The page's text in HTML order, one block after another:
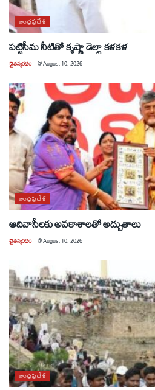
ఆంధ్రప్రదేశ్
పట్టిసీమ నీటితో కృష్ణా డెల్టా కళకళ
చైతన్యరధం @August 10, 2026
ఆంధ్రప్రదేశ్
ఆదివాసీలకు అవకాశాలతో అద్భుతాలు
చైతన్యరధం @August 10, 2026
ఆంధ్రప్రదేశ్